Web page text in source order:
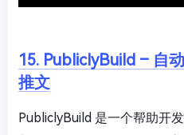
15. PubliclyBuild – 自
推文
PubliclyBuild 是一个帮助开